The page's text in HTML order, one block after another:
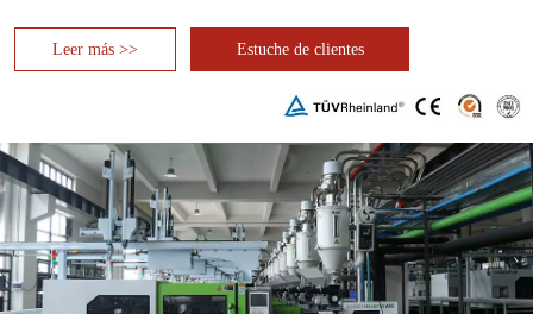
Leer más >> Estuche de clientes